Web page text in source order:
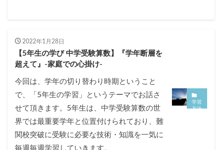
学習
方法
2022年1月28日
【5年生の学び 中学受験算数】『学年断層を
超えて』-家庭での心掛け-
今回は、学年の切り替わり時期ということ
で、「5年生の学習」というテーマでお話さ
せて頂きます。5年生は、中学受験算数の世
界では最重要学年と位置付けられており、難
関校突破に受験に必要な技術・知識を一気に
毎週毎週学習していきます。